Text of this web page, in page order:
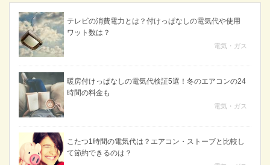
テレビの消費電力とは？付けっぱなしの電気代や使用
ワット数は？
電気・ガス
暖房付けっぱなしの電気代検証5選！冬のエアコンの24
時間の料金も
電気・ガス
こたつ1時間の電気代は？エアコン・ストーブと比較し
て節約できるのは？